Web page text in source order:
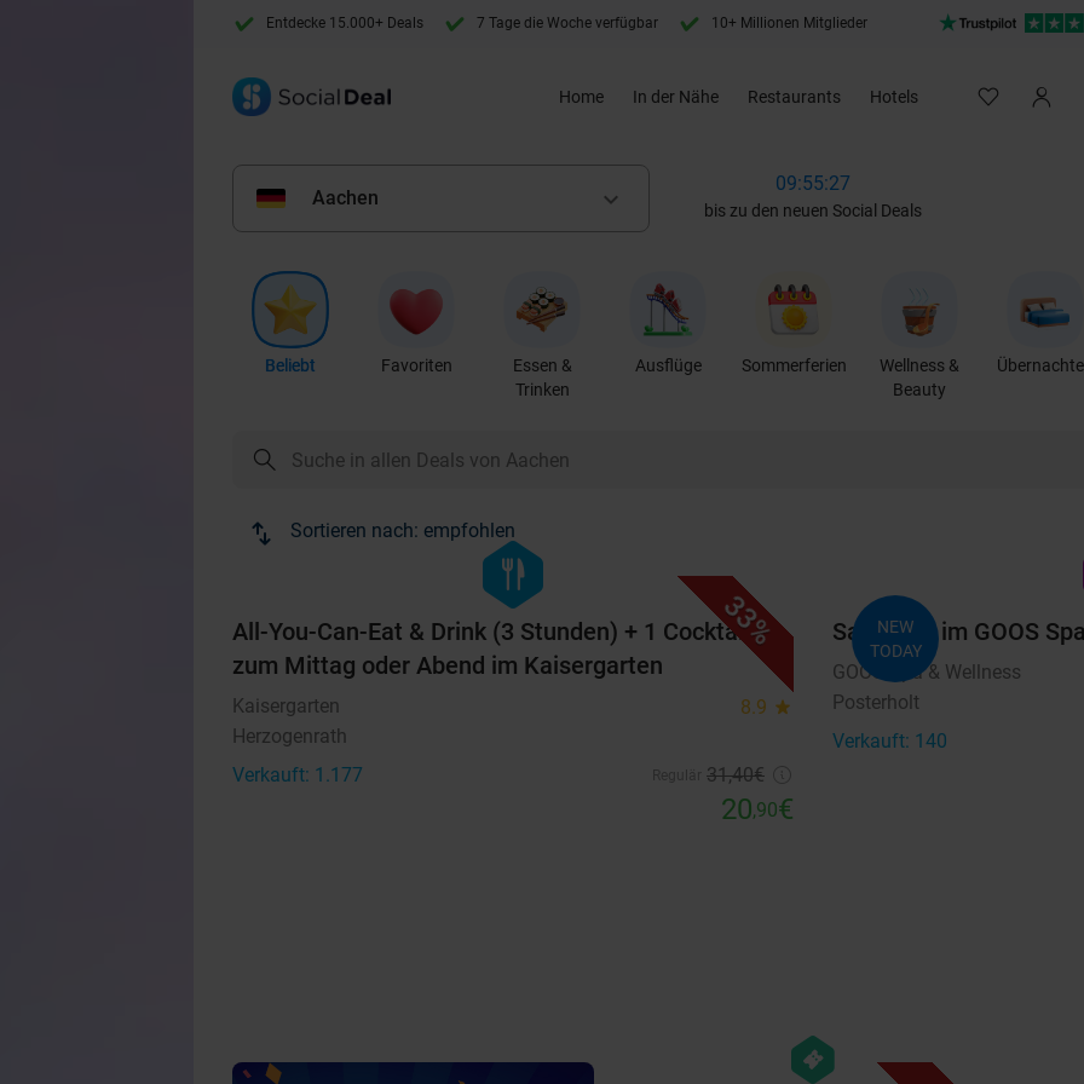
Entdecke 15.000+ Deals 7 Tage die Woche verfügbar 10+ Millionen Mitglieder
Home In der Nähe Restaurants Hotels
Aachen keyboard_arrow_down
09:55:26
bis zu den neuen Social Deals
Beliebt Favoriten
Essen &
Trinken
Ausflüge Sommerferien
Wellness &
Beauty
Sortieren nach: empfohlen
33%
hexagon
food
All-You-Can-Eat & Drink (3 Stunden) + 1 Cocktail
zum Mittag oder Abend im Kaisergarten
Kaisergarten 8.9 star
Herzogenrath
Verkauft: 1.177
31,40€
20,90€
NEW
TODAY
Saunatag im GOOS
GOOS Spa & Wellness
Posterholt
Verkauft: 140
hexagon
events